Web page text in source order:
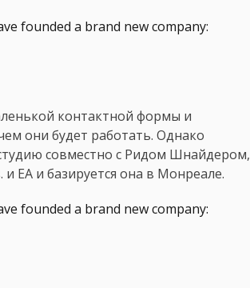
founded a brand new company:
контактной формы и
они будет работать. Однако
совместно с Ридом Шнайдером,
и базируется она в Монреале.
founded a brand new company: